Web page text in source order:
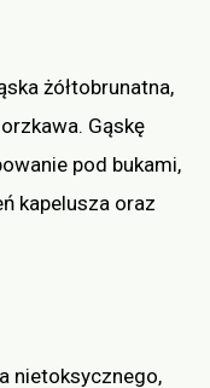
żółtobrunatna,
Gąskę
pod bukami,
kapelusza oraz
nietoksycznego,